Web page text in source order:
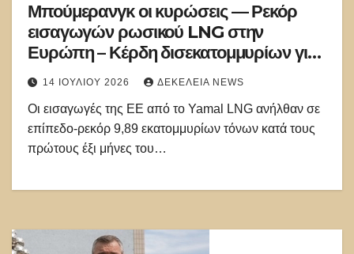
Μπούμερανγκ οι κυρώσεις — Ρεκόρ
εισαγωγών ρωσικού LNG στην
Ευρώπη – Κέρδη δισεκατομμυρίων για
τη Μόσχα
14 ΙΟΥΛΊΟΥ 2026 ΔΕΚΈΛΕΙΑ NEWS
Οι εισαγωγές της ΕΕ από το Yamal LNG ανήλθαν σε
επίπεδο-ρεκόρ 9,89 εκατομμυρίων τόνων κατά τους
πρώτους έξι μήνες του…